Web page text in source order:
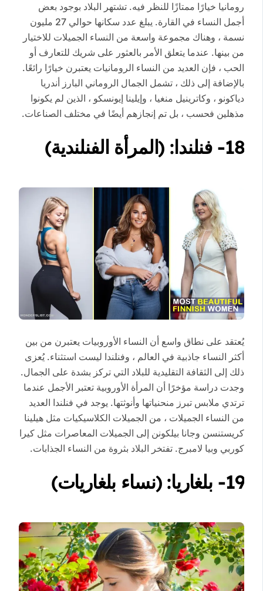
رومانيا خيارًا ممتازًا للنظر فيه. تشتهر البلاد بوجود بعض
أجمل النساء في القارة. يبلغ عدد سكانها حوالي 27 مليون
نسمة ، وهناك مجموعة واسعة من النساء الجميلات للاختيار
من بينها. عندما يتعلق الأمر بالعثور على شريك للتعارف أو
الحب ، فإن العديد من النساء الرومانيات يعتبرن خيارًا رائعًا.
بالإضافة إلى ذلك ، تشمل الجمال الروماني البارز أندريا
دياكونو ، وكاترينيل منغيا ، وإيلينا إيونسكو ، الذين لم يكونوا
مذهلين فحسب ، بل تم إنجازهم أيضًا في مختلف الصناعات.
18- فنلندا: (المرأة الفنلندية)
يُعتقد على نطاق واسع أن النساء الأوروبيات يعتبرن من بين
أكثر النساء جاذبية في العالم ، وفنلندا ليست استثناء. يُعزى
ذلك إلى الثقافة التقليدية للبلاد التي تركز بشدة على الجمال.
وجدت دراسة مؤخرًا أن المرأة الأوروبية تعتبر الأجمل عندما
ترتدي ملابس تبرز منحنياتها وأنوثتها. يوجد في فنلندا العديد
من النساء الجميلات ، من الجميلات الكلاسيكيات مثل هيلينا
كريستنسن وجانا بيلكونن إلى الجميلات المعاصرات مثل كيرا
كوربي وبيا لامبرج. تفتخر البلاد بثروة من النساء الجذابات.
19- بلغاريا: (نساء بلغاريات)